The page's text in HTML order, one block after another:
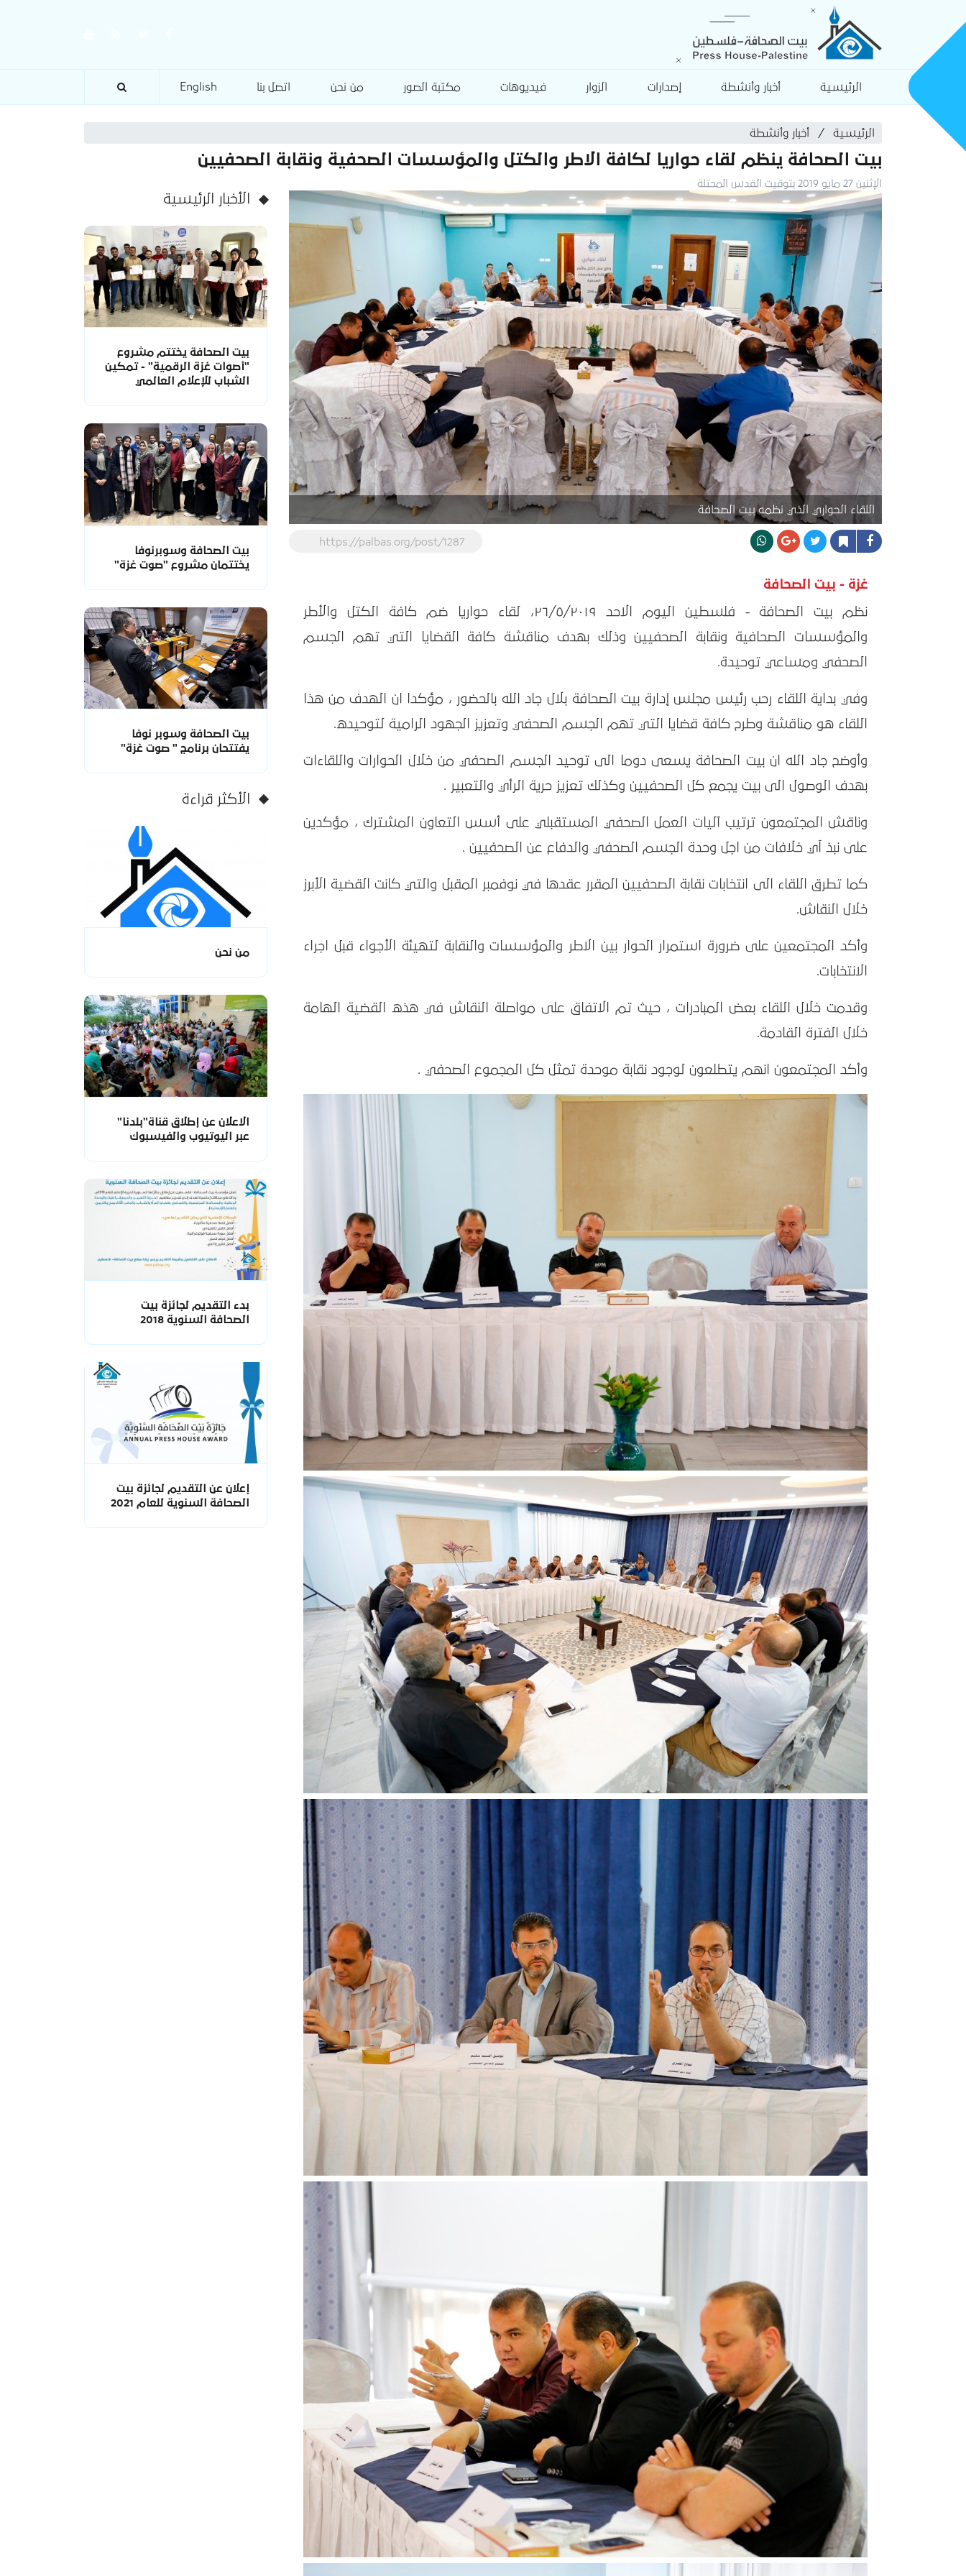
الرئيسية أخبار وأنشطة إصدارات الزوار فيديوهات مكتبة الصور من نحن اتصل بنا English
الرئيسية أخبار وأنشطة
بيت الصحافة ينظم لقاء حواريا لكافة الاطر والكتل والمؤسسات الصحفية ونقابة الصحفيين
الإثنين 27 مايو 2019 بتوقيت القدس المحتلة
اللقاء الحواري الذي نظمه بيت الصحافة
https://palbas.org/post/1287
غزة - بيت الصحافة
نظم بيت الصحافة - فلسطين اليوم الاحد ٢٦/٥/٢٠١٩، لقاء حواريا ضم كافة الكتل والأطر
والمؤسسات الصحافية ونقابة الصحفيين وذلك بهدف مناقشة كافة القضايا التي تهم الجسم
الصحفي ومساعي توحيدة.
وفي بداية اللقاء رحب رئيس مجلس إدارة بيت الصحافة بلال جاد الله بالحضور ، مؤكدا ان الهدف من هذا
اللقاء هو مناقشة وطرح كافة قضايا التي تهم الجسم الصحفي وتعزيز الجهود الرامية لتوحيده.
وأوضح جاد الله ان بيت الصحافة يسعى دوما الى توحيد الجسم الصحفي من خلال الحوارات واللقاءات
بهدف الوصول الى بيت يجمع كل الصحفيين وكذلك تعزيز حرية الرأي والتعبير .
وناقش المجتمعون ترتيب آليات العمل الصحفي المستقبلي على أسس التعاون المشترك ، مؤكدين
على نبذ اَي خلافات من اجل وحدة الجسم الصحفي والدفاع عن الصحفيين .
كما تطرق اللقاء الى انتخابات نقابة الصحفيين المقرر عقدها في نوفمبر المقبل والتي كانت القضية الأبرز
خلال النقاش.
وأكد المجتمعين على ضرورة استمرار الحوار بين الاطر والمؤسسات والنقابة لتهيئة الأجواء قبل اجراء
الانتخابات.
وقدمت خلال اللقاء بعض المبادرات ، حيث تم الاتفاق على مواصلة النقاش في هذه القضية الهامة
خلال الفترة القادمة.
وأكد المجتمعون انهم يتطلعون لوجود نقابة موحدة تمثل كل المجموع الصحفي .
الأخبار الرئيسية
بيت الصحافة يختتم مشروع
"أصوات غزة الرقمية" - تمكين
الشباب للإعلام العالمي
بيت الصحافة وسوبرنوفا
يختتمان مشروع "صوت غزة"
بيت الصحافة وسوبر نوفا
يفتتحان برنامج " صوت غزة"
الأكثر قراءة
من نحن
الاعلان عن إطلاق قناة"بلدنا"
عبر اليوتيوب والفيسبوك
بدء التقديم لجائزة بيت
الصحافة السنوية 2018
إعلان عن التقديم لجائزة بيت
الصحافة السنوية للعام 2021